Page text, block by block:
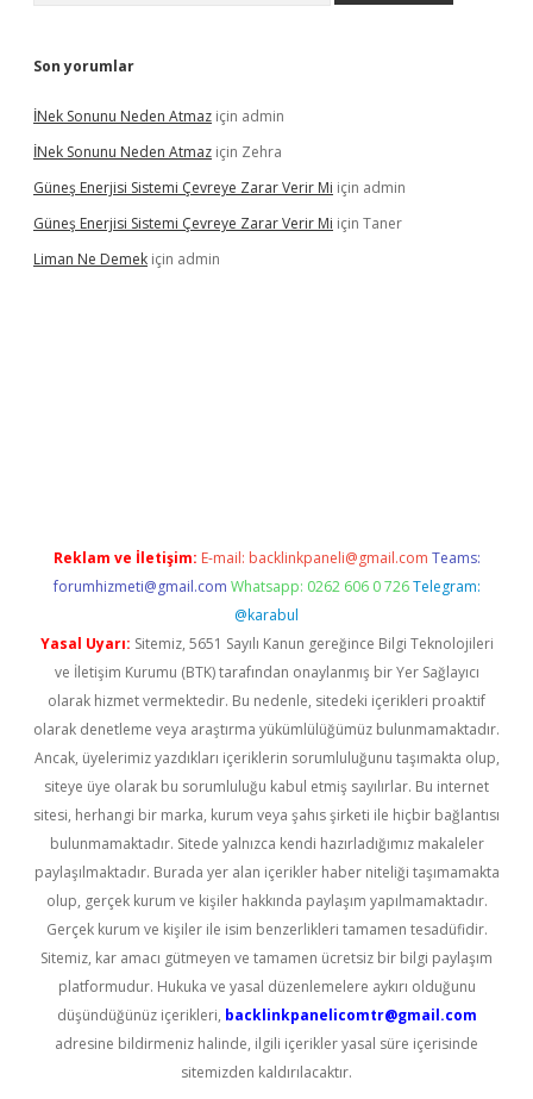
Son yorumlar
İNek Sonunu Neden Atmaz için admin
İNek Sonunu Neden Atmaz için Zehra
Güneş Enerjisi Sistemi Çevreye Zarar Verir Mi için admin
Güneş Enerjisi Sistemi Çevreye Zarar Verir Mi için Taner
Liman Ne Demek için admin
Reklam ve İletişim: E-mail: backlinkpaneli@gmail.com Teams:
forumhizmeti@gmail.com Whatsapp: 0262 606 0 726 Telegram:
@karabul
Yasal Uyarı: Sitemiz, 5651 Sayılı Kanun gereğince Bilgi Teknolojileri
ve İletişim Kurumu (BTK) tarafından onaylanmış bir Yer Sağlayıcı
olarak hizmet vermektedir. Bu nedenle, sitedeki içerikleri proaktif
olarak denetleme veya araştırma yükümlülüğümüz bulunmamaktadır.
Ancak, üyelerimiz yazdıkları içeriklerin sorumluluğunu taşımakta olup,
siteye üye olarak bu sorumluluğu kabul etmiş sayılırlar. Bu internet
sitesi, herhangi bir marka, kurum veya şahıs şirketi ile hiçbir bağlantısı
bulunmamaktadır. Sitede yalnızca kendi hazırladığımız makaleler
paylaşılmaktadır. Burada yer alan içerikler haber niteliği taşımamakta
olup, gerçek kurum ve kişiler hakkında paylaşım yapılmamaktadır.
Gerçek kurum ve kişiler ile isim benzerlikleri tamamen tesadüfidir.
Sitemiz, kar amacı gütmeyen ve tamamen ücretsiz bir bilgi paylaşım
platformudur. Hukuka ve yasal düzenlemelere aykırı olduğunu
düşündüğünüz içerikleri, backlinkpanelicomtr@gmail.com
adresine bildirmeniz halinde, ilgili içerikler yasal süre içerisinde
sitemizden kaldırılacaktır.